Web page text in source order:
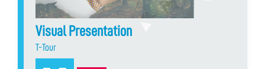
Visual Presentation
T-Tour